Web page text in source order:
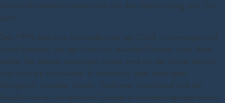
Herrschaftsverhältnis erkennt und sich ihre Überwindung zum Ziel
setzt.
Seit 1999 gibt es in Schweden und seit 2009 in Norwegen und
Island Gesetze, die den Kauf von sexuellen Diensten unter Strafe
stellen. Bei diesem neuartigen Ansatz wird nur der Käufer bestraft
und nicht die Prostituierte. In Frankreich, dem Vereinigten
Königreich, Kanada, Litauen, Südkorea, Nord-Irland und der
Republik Irland sind ähnliche Gesetze in Vorbereitung oder bereits